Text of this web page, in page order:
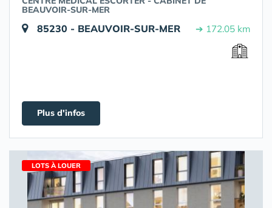
BEAUVOIR-SUR-MER
85230 - BEAUVOIR-SUR-MER ➔ 172.05 km
Plus d'infos
LOTS À LOUER